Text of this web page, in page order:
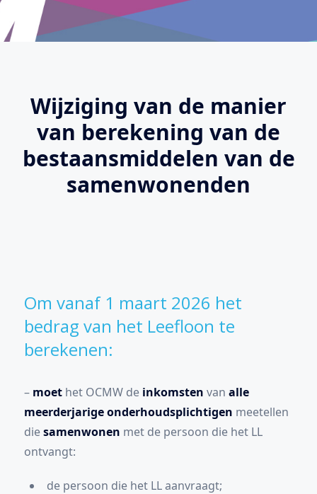
Wijziging van de manier
van berekening van de
bestaansmiddelen van de
samenwonenden
Om vanaf 1 maart 2026 het
bedrag van het Leefloon te
berekenen:
– moet het OCMW de inkomsten van alle
meerderjarige onderhoudsplichtigen meetellen
diesamenwonen met de persoon die het LL
ontvangt:
de persoon die het LL aanvraagt;